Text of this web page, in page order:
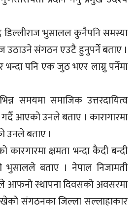
डिल्लीराज भुसालल कुनैपनि समस्या
संगठन एउटै हुनुपर्नेे बताए ।
भन्दा पनि एक जुठ भएर लाग्नु पर्नेमा
समयमा समाजिक उत्तरदायित्व
आएको उनले बताए । कारागारमा
उनले बताए ।
कारगारमा क्षमता भन्दा कैदी बन्दी
भुसालले बताए । नेपाल निजामती
आफनो स्थापना दिवसको अवसरमा
संगठनका जिल्ला सल्लाहाकार